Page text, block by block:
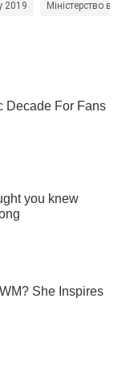
2019 Міністерство